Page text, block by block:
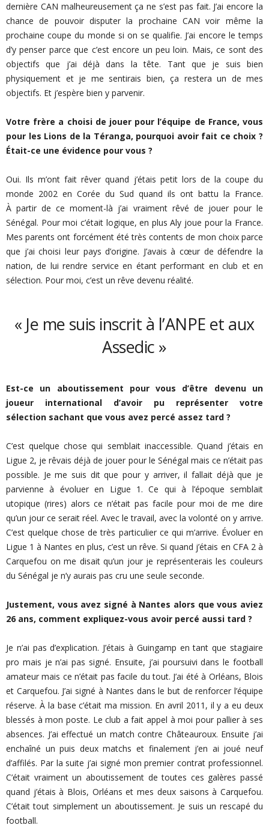
dernière CAN malheureusement ça ne s’est pas fait. J’ai encore la
chance de pouvoir disputer la prochaine CAN voir même la
prochaine coupe du monde si on se qualifie. J’ai encore le temps
d’y penser parce que c’est encore un peu loin. Mais, ce sont des
objectifs que j’ai déjà dans la tête. Tant que je suis bien
physiquement et je me sentirais bien, ça restera un de mes
objectifs. Et j’espère bien y parvenir.
Votre frère a choisi de jouer pour l’équipe de France, vous
pour les Lions de la Téranga, pourquoi avoir fait ce choix ?
Était-ce une évidence pour vous ?
Oui. Ils m’ont fait rêver quand j’étais petit lors de la coupe du
monde 2002 en Corée du Sud quand ils ont battu la France.
À partir de ce moment-là j’ai vraiment rêvé de jouer pour le
Sénégal. Pour moi c’était logique, en plus Aly joue pour la France.
Mes parents ont forcément été très contents de mon choix parce
que j’ai choisi leur pays d’origine. J’avais à cœur de défendre la
nation, de lui rendre service en étant performant en club et en
sélection. Pour moi, c’est un rêve devenu réalité.
« Je me suis inscrit à l’ANPE et aux
Assedic »
Est-ce un aboutissement pour vous d’être devenu un
joueur international d’avoir pu représenter votre
sélection sachant que vous avez percé assez tard ?
C’est quelque chose qui semblait inaccessible. Quand j’étais en
Ligue 2, je rêvais déjà de jouer pour le Sénégal mais ce n’était pas
possible. Je me suis dit que pour y arriver, il fallait déjà que je
parvienne à évoluer en Ligue 1. Ce qui à l’époque semblait
utopique (rires) alors ce n’était pas facile pour moi de me dire
qu’un jour ce serait réel. Avec le travail, avec la volonté on y arrive.
C’est quelque chose de très particulier ce qui m’arrive. Évoluer en
Ligue 1 à Nantes en plus, c’est un rêve. Si quand j’étais en CFA 2 à
Carquefou on me disait qu’un jour je représenterais les couleurs
du Sénégal je n’y aurais pas cru une seule seconde.
Justement, vous avez signé à Nantes alors que vous aviez
26 ans, comment expliquez-vous avoir percé aussi tard ?
Je n’ai pas d’explication. J’étais à Guingamp en tant que stagiaire
pro mais je n’ai pas signé. Ensuite, j’ai poursuivi dans le football
amateur mais ce n’était pas facile du tout. J’ai été à Orléans, Blois
et Carquefou. J’ai signé à Nantes dans le but de renforcer l’équipe
réserve. À la base c’était ma mission. En avril 2011, il y a eu deux
blessés à mon poste. Le club a fait appel à moi pour pallier à ses
absences. J’ai effectué un match contre Châteauroux. Ensuite j’ai
enchaîné un puis deux matchs et finalement j’en ai joué neuf
d’affilés. Par la suite j’ai signé mon premier contrat professionnel.
C’était vraiment un aboutissement de toutes ces galères passé
quand j’étais à Blois, Orléans et mes deux saisons à Carquefou.
C’était tout simplement un aboutissement. Je suis un rescapé du
football.